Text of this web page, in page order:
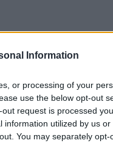
Information
or processing of your
use the below opt-out
request is processed
utilized by us or
You may separately opt-